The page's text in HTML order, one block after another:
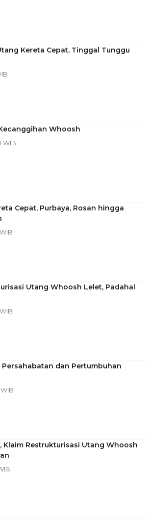
Kereta Cepat, Tinggal Tunggu
Whoosh
WIB
Cepat, Purbaya, Rosan hingga
Utang Whoosh Lelet, Padahal
dan Pertumbuhan
Klaim Restrukturisasi Utang Whoosh